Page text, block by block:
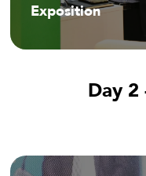
Exposition
Day 2